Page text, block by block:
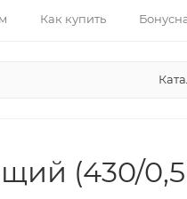
Как купить
(430/0,5